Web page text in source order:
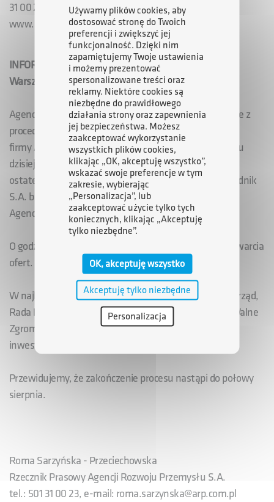
31 00 23, e-mail: roma.sarzynska@arp.com.pl
www.arp.com.pl
INFORMACJA PRASOWA
Warszawa, 31 lipiec 2009 r.
Agencja Rozwoju Przemysłu S.A. informuje, że zgodnie z
procedurą,
firmy Aero Vodochody i AgustaWestland złożyły w dniu
dzisiejszym w siedzibie Agencji
ostateczne oferty cenowe na zakup 87% akcji PZL-Świdnik
S.A. będących własnością
Agencji Rozwoju Przemysłu S.A.
O godzinie 15.00 Zespół Negocjacyjny ARP dokonał otwarcia
ofert.
W najbliższych dniach organy korporacyjne Agencji: Zarząd,
Rada Nadzorcza i ostatecznie - Minister Skarbu jako Walne
Zgromadzenie, podejmą decyzję dotyczącą wyboru
inwestora dla PZL-Świdnik S.A.
Przewidujemy, że zakończenie procesu nastąpi do połowy
sierpnia.
Roma Sarzyńska - Przeciechowska
Rzecznik Prasowy Agencji Rozwoju Przemysłu S.A.
tel.: 501 31 00 23, e-mail: roma.sarzynska@arp.com.pl
Używamy plików cookies, aby
dostosować stronę do Twoich
preferencji i zwiększyć jej
funkcjonalność. Dzięki nim
zapamiętujemy Twoje ustawienia
i możemy prezentować
spersonalizowane treści oraz
reklamy. Niektóre cookies są
niezbędne do prawidłowego
działania strony oraz zapewnienia
jej bezpieczeństwa. Możesz
zaakceptować wykorzystanie
wszystkich plików cookies,
klikając „OK, akceptuję wszystko”,
wskazać swoje preferencje w tym
zakresie, wybierając
„Personalizacja”, lub
zaakceptować użycie tylko tych
koniecznych, klikając „Akceptuję
tylko niezbędne”.
OK, akceptuję wszystko
Akceptuję tylko niezbędne
Personalizacja